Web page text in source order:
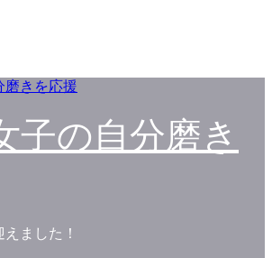
子の自分磨き
ました！